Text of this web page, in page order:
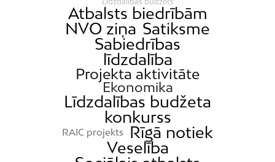
Atbalsts biedrībām
NVO ziņa Satiksme
Sabiedrības
līdzdalība
Projekta aktivitāte
Ekonomika
Līdzdalības budžeta
konkurss
RAIC projekts
Rīgā notiek
Veselība